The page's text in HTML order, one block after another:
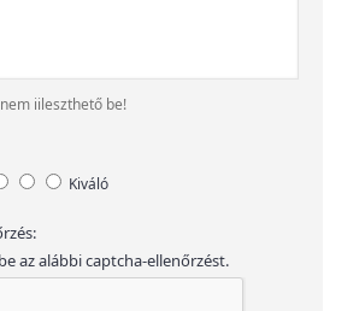
iileszthető be!
Kiváló
az alábbi captcha-ellenőrzést.